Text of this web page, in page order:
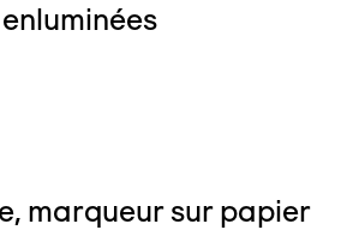
marqueur sur papier